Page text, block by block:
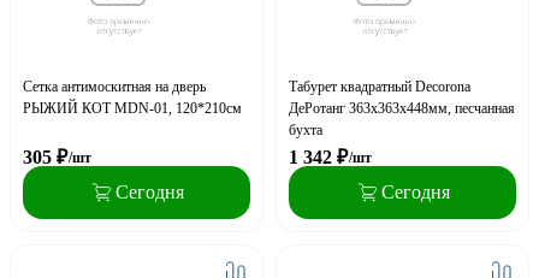
Сетка антимоскитная на дверь
РЫЖИЙ КОТ MDN-01, 120*210см
305 ₽/шт
Сегодня
Табурет квадратный Decorona
ДеРотанг 363х363х448мм, песчанная
бухта
1 342 ₽/шт
Сегодня